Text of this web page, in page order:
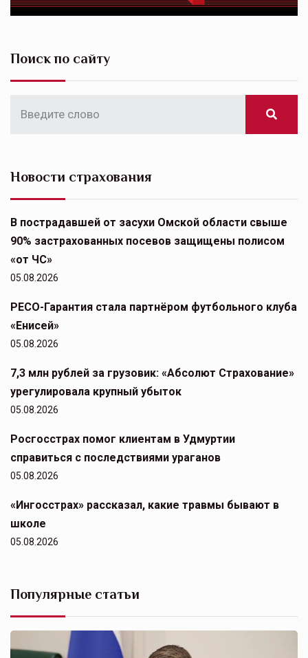
Поиск по сайту
Новости страхования
В пострадавшей от засухи Омской области свыше
90% застрахованных посевов защищены полисом
«от ЧС»
05.08.2026
РЕСО-Гарантия стала партнёром футбольного клуба
«Енисей»
05.08.2026
7,3 млн рублей за грузовик: «Абсолют Страхование»
урегулировала крупный убыток
05.08.2026
Росгосстрах помог клиентам в Удмуртии
справиться с последствиями ураганов
05.08.2026
«Ингосстрах» рассказал, какие травмы бывают в
школе
05.08.2026
Популярные статьи